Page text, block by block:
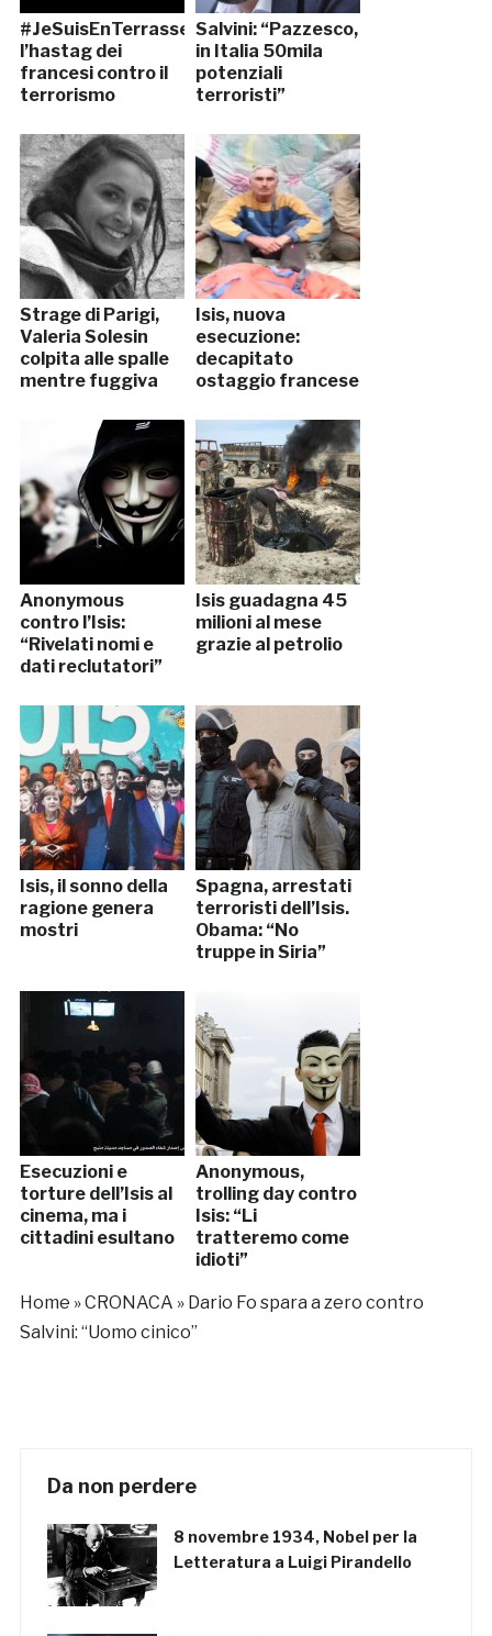
#JeSuisEnTerrasse,
l’hastag dei
francesi contro il
terrorismo
Salvini: “Pazzesco,
in Italia 50mila
potenziali
terroristi”
Strage di Parigi,
Valeria Solesin
colpita alle spalle
mentre fuggiva
Isis, nuova
esecuzione:
decapitato
ostaggio francese
Anonymous
contro l’Isis:
“Rivelati nomi e
dati reclutatori”
Isis guadagna 45
milioni al mese
grazie al petrolio
Isis, il sonno della
ragione genera
mostri
Spagna, arrestati
terroristi dell’Isis.
Obama: “No
truppe in Siria”
Esecuzioni e
torture dell’Isis al
cinema, ma i
cittadini esultano
Anonymous,
trolling day contro
Isis: “Li
tratteremo come
idioti”
Home »CRONACA » Dario Fo spara a zero contro
Salvini: “Uomo cinico”
Da non perdere
8 novembre 1934, Nobel per la
Letteratura a Luigi Pirandello